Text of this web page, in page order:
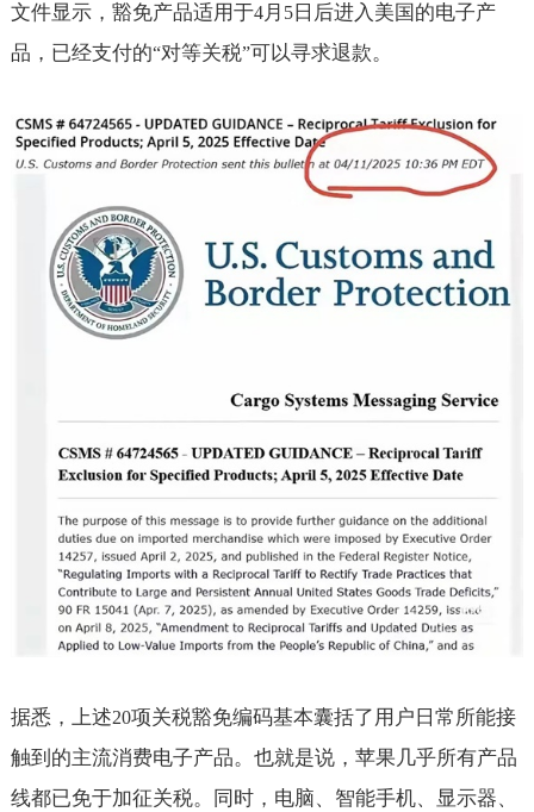
文件显示，豁免产品适用于4月 5日后进入美国的电子产
品，已经支付的“对等关税”可以寻求退款。
据悉，上述20项关税豁免编码基本囊括了用户日常所能接
触到的主流消费电子产品。也就是说，苹果几乎所有产品
线都已免于加征关税。同时，电脑、智能手机、显示器、